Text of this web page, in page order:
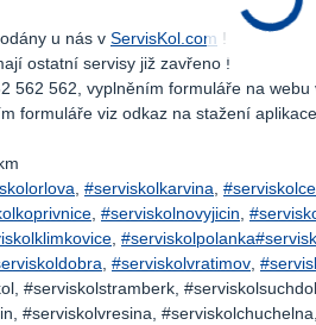
u nás v ServisKol.com !
ostatní servisy již zavřeno !
562 562, vyplněním formuláře na webu
formuláře viz odkaz na stažení aplikace
, #serviskolkarvina,
, #serviskolnovyjicin,
, #serviskolpolanka
, #serviskolvratimov,
#serviskolstramberk,
#serviskolvresina,